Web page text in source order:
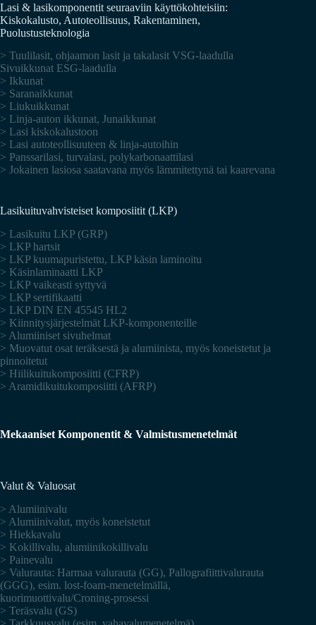
Lasi & lasikomponentit seuraaviin käyttökohteisiin:
Kiskokalusto, Autoteollisuus, Rakentaminen,
Puolustusteknologia
> Tuulilasit, ohjaamon lasit ja takalasit VSG-laadulla
Sivuikkunat ESG-laadulla
> Ikkunat
> Saranaikkunat
> Liukuikkunat
> Linja-auton ikkunat, Junaikkunat
> Lasi kiskokalustoon
> Lasi autoteollisuuteen & linja-autoihin
> Panssarilasi, turvalasi, polykarbonaattilasi
> Jokainen lasiosa saatavana myös lämmitettynä tai kaarevana
Lasikuituvahvisteiset komposiitit (LKP)
> Lasikuitu LKP (GRP)
> LKP hartsit
> LKP kuumapuristettu, LKP käsin laminoitu
> Käsinlaminaatti LKP
> LKP vaikeasti syttyvä
> LKP sertifikaatti
> LKP DIN EN 45545 HL2
> Kiinnitysjärjestelmät LKP-komponenteille
> Alumiiniset sivuhelmat
> Muovatut osat teräksestä ja alumiinista, myös koneistetut ja
pinnoitetut
> Hiilikuitukomposiitti (CFRP)
> Aramidikuitukomposiitti (AFRP)
Mekaaniset Komponentit & Valmistusmenetelmät
Valut & Valuosat
> Alumiinivalu
> Alumiinivalut, myös koneistetut
> Hiekkavalu
> Kokillivalu, alumiinikokillivalu
> Painevalu
> Valurauta: Harmaa valurauta (GG), Pallografiittivalurauta
(GGG), esim. lost-foam-menetelmällä,
kuorimuottivalu/Croning-prosessi
> Teräsvalu (GS)